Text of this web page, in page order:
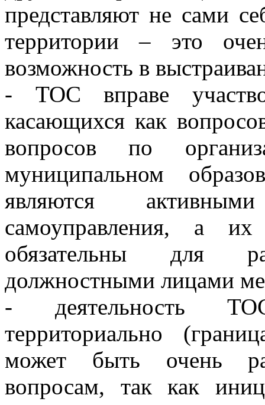
представляют не сами
территории – это
возможность в
- ТОС вправе
касающихся как
вопросов по
муниципальном
являются
самоуправления, а
обязательны для
должностными лицами
- деятельность
территориально
может быть очень
вопросам, так как